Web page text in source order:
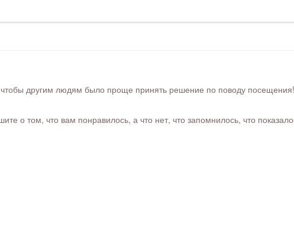
другим людям было проще принять решение по поводу посещения!
о том, что вам понравилось, а что нет, что запомнилось, что